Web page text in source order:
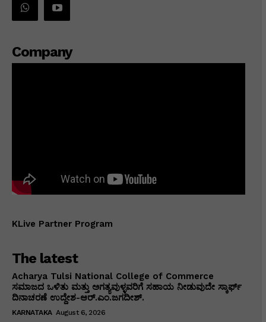
Company
KLive Partner Program
The latest
Acharya Tulsi National College of Commerce
ಸಮಾಜದ ಒಳಿತು ಮತ್ತು ಅಗತ್ಯವುಳ್ಳವರಿಗೆ ಸಹಾಯ ನೀಡುವುದೇ ಸ್ಕಾರ್ಫ್
ದಿನಾಚರಣೆ ಉದ್ದೇಶ-ಆರ್.ಎಂ.ಜಗದೀಶ್.
KARNATAKA August 6, 2026